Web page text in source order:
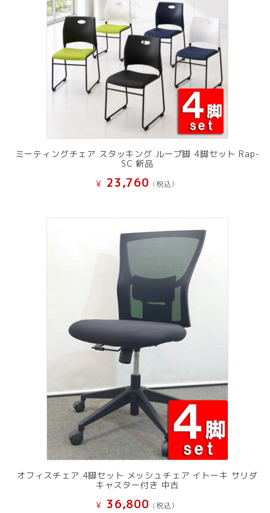
ミーティングチェア スタッキング ループ脚 4脚セット Rap-
SC 新品
¥ 23,760 (税込）
オフィスチェア 4脚セット メッシュチェア イトーキ サリダ
キャスター付き 中古
¥ 36,800 (税込）